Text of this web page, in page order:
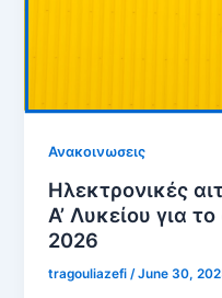
Ανακοινωσεις
Ηλεκτρονικές
Α’ Λυκείου για
2026
tragouliazefi /June 30,